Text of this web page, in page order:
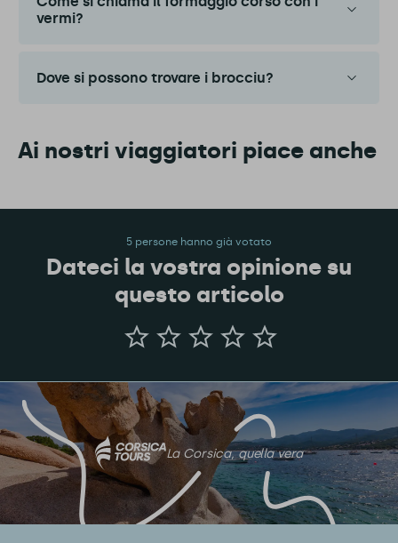
vermi?
Dove si possono trovare i brocciu?
Ai nostri viaggiatori piace anche
5 persone hanno già votato
Dateci la vostra opinione su
questo articolo
Dateci
la
su
questo
articolo
La Corsica, quella vera